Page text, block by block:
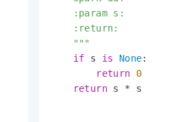
    :param s:
    :return:
    """
if s is None:
return
0
return s * s